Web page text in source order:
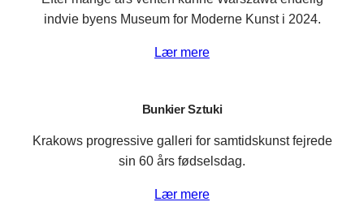
indvie byens Museum for Moderne Kunst i 2024.
Lær mere
Bunkier Sztuki
Krakows progressive galleri for samtidskunst fejrede
sin 60 års fødselsdag.
Lær mere